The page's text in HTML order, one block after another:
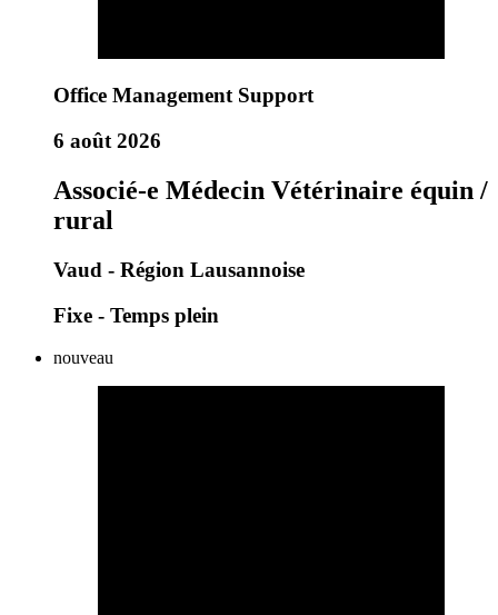
Office Management Support
6 août 2026
Associé-e Médecin Vétérinaire équin /
rural
Vaud - Région Lausannoise
Fixe - Temps plein
nouveau